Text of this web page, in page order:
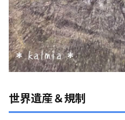
世界遺産＆規制